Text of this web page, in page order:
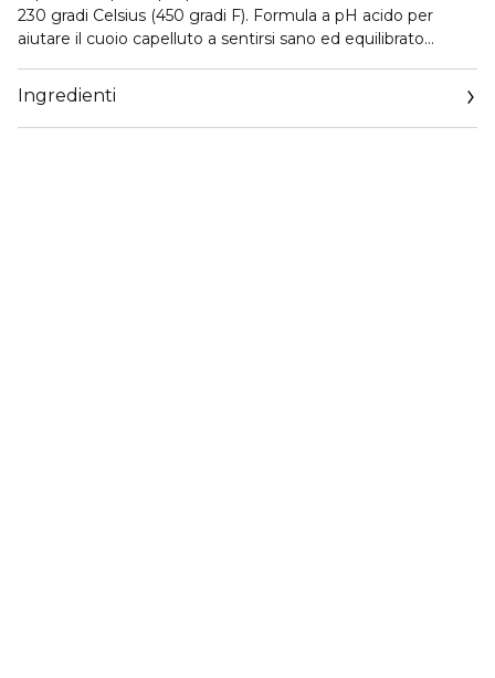
230 gradi Celsius (450 gradi F). Formula a pH acido per
aiutare il cuoio capelluto a sentirsi sano ed equilibrato
Ingredienti